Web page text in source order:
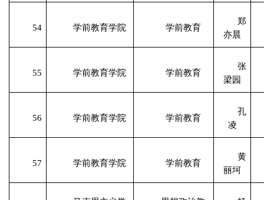
54 学前教育学院 学前教育
郑
亦晨
55 学前教育学院 学前教育
张
梁园
56 学前教育学院 学前教育
孔
凌
57 学前教育学院 学前教育
黄
丽坷